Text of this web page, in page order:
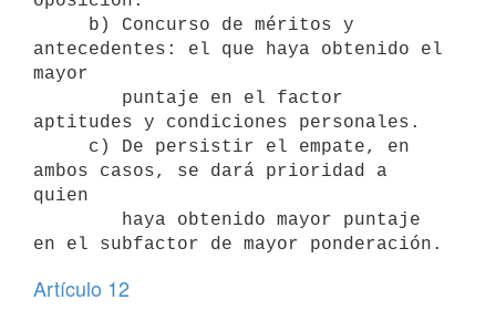
antecedentes: el que haya obtenido el
mayor
aptitudes y condiciones personales.
ambos casos, se dará prioridad a
quien
Artículo 12